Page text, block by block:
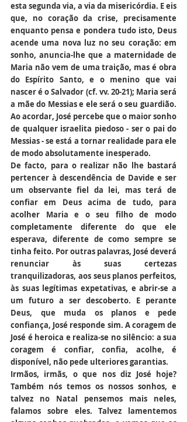
esta segunda via, a via da misericórdia. E eis
que, no coração da crise, precisamente
enquanto pensa e pondera tudo isto, Deus
acende uma nova luz no seu coração: em
sonho, anuncia-lhe que a maternidade de
Maria não vem de uma traição, mas é obra
do Espírito Santo, e o menino que vai
nascer é o Salvador (cf. vv. 20-21); Maria será
a mãe do Messias e ele será o seu guardião.
Ao acordar, José percebe que o maior sonho
de qualquer israelita piedoso - ser o pai do
Messias - se está a tornar realidade para ele
de modo absolutamente inesperado.
De facto, para o realizar não lhe bastará
pertencer à descendência de Davide e ser
um observante fiel da lei, mas terá de
confiar em Deus acima de tudo, para
acolher Maria e o seu filho de modo
completamente diferente do que ele
esperava, diferente de como sempre se
tinha feito. Por outras palavras, José deverá
renunciar às suas certezas
tranquilizadoras, aos seus planos perfeitos,
às suas legítimas expetativas, e abrir-se a
um futuro a ser descoberto. E perante
Deus, que muda os planos e pede
confiança, José responde sim. A coragem de
José é heroica e realiza-se no silêncio: a sua
coragem é confiar, confia, acolhe, é
disponível, não pede ulteriores garantias.
Irmãos, irmãs, o que nos diz José hoje?
Também nós temos os nossos sonhos, e
talvez no Natal pensemos mais neles,
falamos sobre eles. Talvez lamentemos